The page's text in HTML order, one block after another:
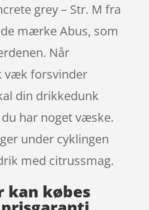
grey – Str. M fra
mærke Abus, som
Når
væk forsvinder
din drikkedunk
har noget væske.
under cyklingen
med citrussmag.
kan købes